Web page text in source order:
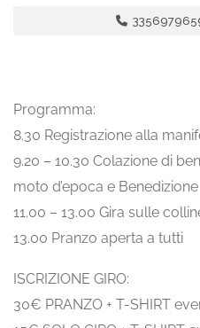
Programma:
8.30 Registrazione alla
9.20 – 10.30 Colazione di
moto d’epoca e Benedizione
11.00 – 13.00 Gira sulle
13.00 Pranzo aperta a tutti
ISCRIZIONE GIRO:
30€ PRANZO + T-SHIRT